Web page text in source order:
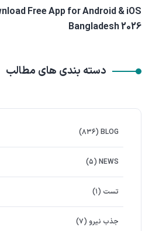
Free App for Android & iOS
Bangladesh 2026
دسته بندی های مطالب
BLOG (۸۳۶)
NEWS (۵)
تست (۱)
جذب نیرو (۷)